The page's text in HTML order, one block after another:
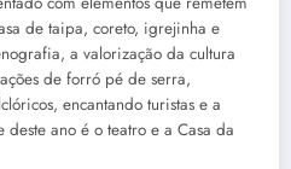
de taipa, coreto, igrejinha e
a valorização da cultura
de forró pé de serra,
encantando turistas e a
ano é o teatro e a Casa da